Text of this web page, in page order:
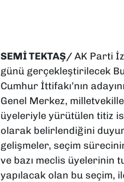
SEMİ TEKTAŞ/ AK Parti
günü gerçekleştirilecek
Cumhur İttifakı’nın
Genel Merkez,
üyeleriyle yürütülen titiz
olarak belirlendiğini
gelişmeler, seçim
ve bazı meclis üyelerinin
yapılacak olan bu seçim,